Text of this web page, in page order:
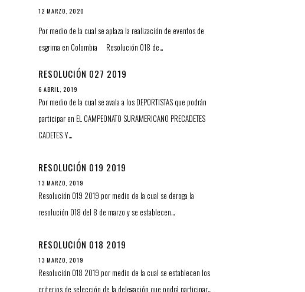
12 MARZO, 2020
Por medio de la cual se aplaza la realización de eventos de
esgrima en Colombia Resolución 018 de…
RESOLUCIÓN 027 2019
6 ABRIL, 2019
Por medio de la cual se avala a los DEPORTISTAS que podrán
participar en EL CAMPEONATO SURAMERICANO PRECADETES
CADETES Y…
RESOLUCIÓN 019 2019
13 MARZO, 2019
Resolución 019 2019 por medio de la cual se deroga la
resolución 018 del 8 de marzo y se establecen…
RESOLUCIÓN 018 2019
13 MARZO, 2019
Resolución 018 2019 por medio de la cual se establecen los
criterios de selección de la delegación que podrá participar…